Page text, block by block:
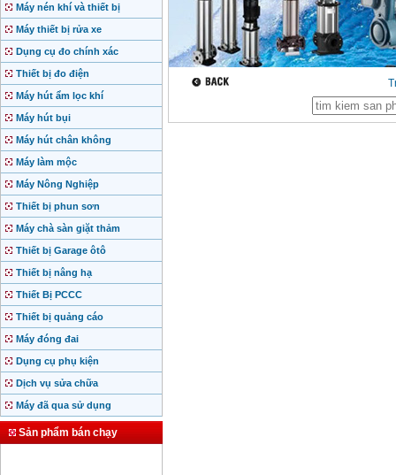
Máy nén khí và thiết bị
Máy thiết bị rửa xe
Dụng cụ đo chính xác
Thiết bị đo điện
Máy hút ẩm lọc khí
Máy hút bụi
Máy hút chân không
Máy làm mộc
Máy Nông Nghiệp
Thiết bị phun sơn
Máy chà sàn giặt thảm
Thiết bị Garage ôtô
Thiết bị nâng hạ
Thiết Bị PCCC
Thiết bị quảng cáo
Máy đóng đai
Dụng cụ phụ kiện
Dịch vụ sửa chữa
Máy đã qua sử dụng
Sản phẩm bán chạy